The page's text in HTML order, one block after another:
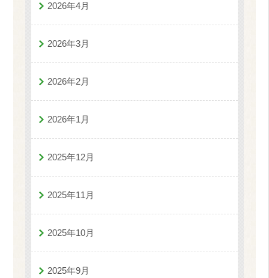
2026年4月
2026年3月
2026年2月
2026年1月
2025年12月
2025年11月
2025年10月
2025年9月